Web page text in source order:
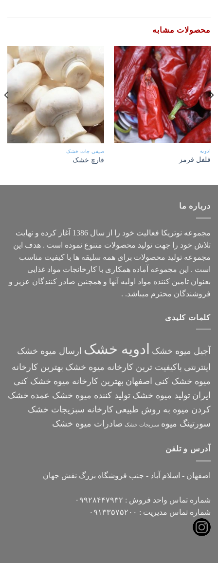
محصولات مشابه
ادویه
فلفل قرمز
صیفی جات خشک
قارچ خشک
درباره ما
مجموعه نوتریکا
فعالیت خود را از سال 1386 آغاز کرده و نهایت
تلاش خود را جهت تولید محصولات متنوع نموده است . هدف این
مجموعه تولید محصولات برای همه سلیقه ها با کیفیت مناسب
است . این مجموعه آماده همکاری با کارخانجات مواد غذایی
بعنوان تامین کننده مواد اولیه آنها و همچنین صادر کنندگان عزیز و
فروشندگان محترم میباشد. .
کلمات کلیدی
آجیل میوه خشک ادویه خشک ارسال میوه خشک
اینترنتی باکیفیت ترین کارخانه میوه خشک بهترین کارخانه
میوه خشک کنی اصفهان بهترین کارخانه میوه خشک کنی
ایران تولید میوه خشک تولید کننده میوه خشک عمده خشک
کردن میوه به روش طبیعی کارخانه سبزیجات خشک
سورتینگ میوه سبزیجات خشک صادرات میوه خشک
آدرس و تلفن
اصفهان - اسلام آباد - جنب فروشگاه بزرگ نقش جهان
شماره تماس واحد فروش : ۰۹۹۲۸۴۴۷۹۳۲
شماره تماس مدیریت : ۰۹۱۳۳۵۷۵۲۰۰